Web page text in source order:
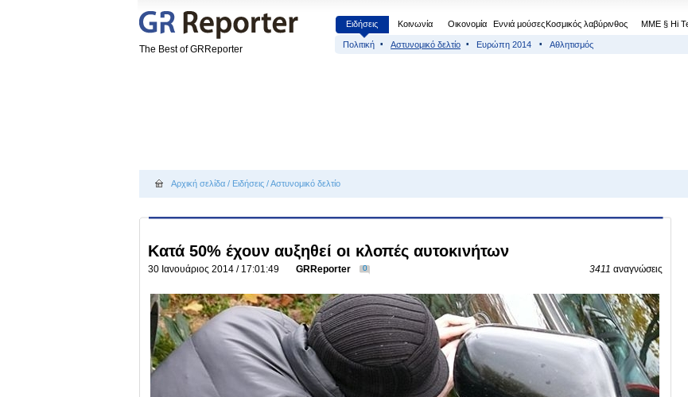
The Best of GRReporter
Ειδήσεις Κοινωνία Οικονομία Εννιά μούσεςΚοσμικός λαβύρινθος МΜΕ § Hi
Πολιτική Αστυνομικό δελτίο Ευρώπη 2014 Αθλητισμός
Αρχική σελίδα / Ειδήσεις /Αστυνομικό δελτίο
Κατά 50% έχουν αυξηθεί οι κλοπές αυτοκινήτων
30 Ιανουάριος 2014 / 17:01:49 GRReporter 0 3411 αναγνώσεις